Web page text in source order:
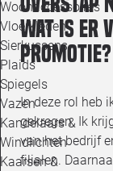
Woonaccessoires
Vloerkleden
Sierkussens
Plaids
Spiegels
Vazen
Kandelaars &
Windlichten
Kaarsen &
wat is er
promotie?
In deze rol heb
gekregen. Ik
van het bedrijf
filialen.